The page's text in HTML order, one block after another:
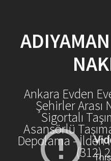
Ankara Evden
Şehirler Arası
Sigortalı
Asansörlü
Depolama - İlden
(312)